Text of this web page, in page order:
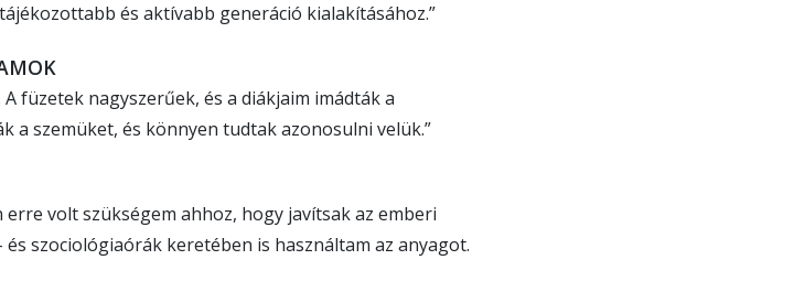
és aktívabb generáció kialakításához.”
füzetek nagyszerűek, és a diákjaim imádták a
a szemüket, és könnyen tudtak azonosulni velük.”
volt szükségem ahhoz, hogy javítsak az emberi
szociológiaórák keretében is használtam az anyagot.